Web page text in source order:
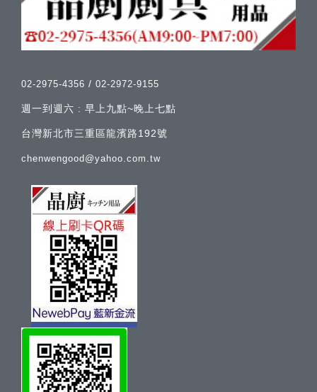
02-2975-4356 / 02-2972-9155
週一到週六 : 早上九點~晚上七點
台灣新北市三重區龍濱路192號
chenwengood@yahoo.com.tw